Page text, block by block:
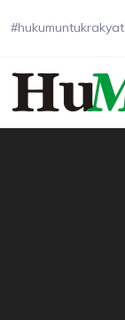
#hukumuntukrakyat